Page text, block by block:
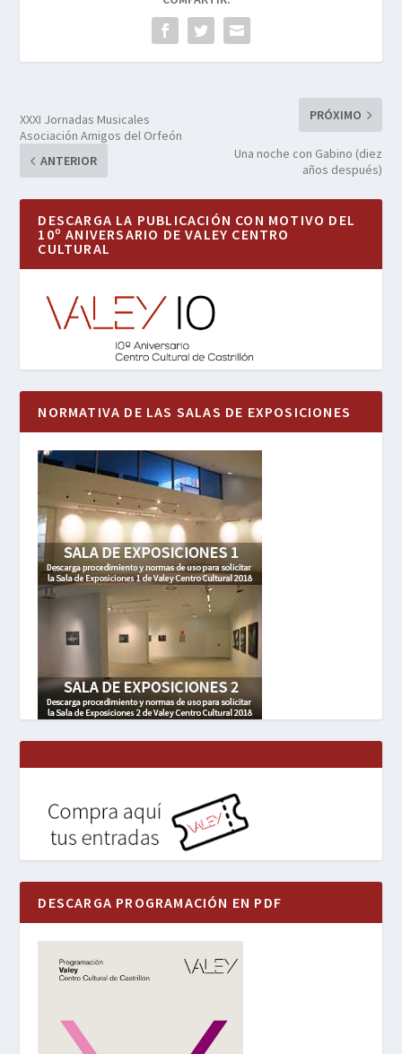
XXXI Jornadas Musicales
Asociación Amigos del Orfeón
ANTERIOR
PRÓXIMO
Una noche con Gabino (diez
años después)
DESCARGA LA PUBLICACIÓN CON MOTIVO DEL
10º ANIVERSARIO DE VALEY CENTRO
CULTURAL
NORMATIVA DE LAS SALAS DE EXPOSICIONES
DESCARGA PROGRAMACIÓN EN PDF